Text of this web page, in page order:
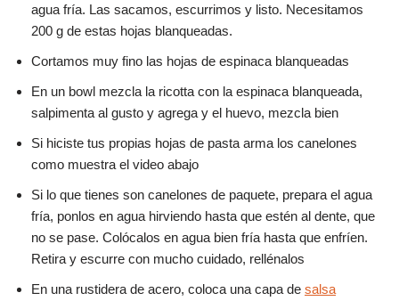
agua fría. Las sacamos, escurrimos y listo. Necesitamos
200 g de estas hojas blanqueadas.
Cortamos muy fino las hojas de espinaca blanqueadas
En un bowl mezcla la ricotta con la espinaca blanqueada,
salpimenta al gusto y agrega y el huevo, mezcla bien
Si hiciste tus propias hojas de pasta arma los canelones
como muestra el video abajo
Si lo que tienes son canelones de paquete, prepara el agua
fría, ponlos en agua hirviendo hasta que estén al dente, que
no se pase. Colócalos en agua bien fría hasta que enfríen.
Retira y escurre con mucho cuidado, rellénalos
En una rustidera de acero, coloca una capa de salsa